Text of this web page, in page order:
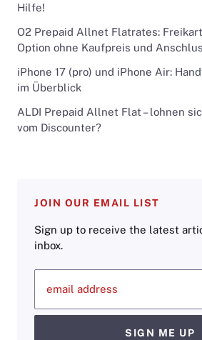
Hilfe!
O2 Prepaid Allnet Flatrates:
Option ohne Kaufpreis und
iPhone 17 (pro) und iPhone Air:
im Überblick
ALDI Prepaid Allnet Flat – lohnen
vom Discounter?
JOIN OUR EMAIL LIST
Sign up to receive the latest
inbox.
email address
SIGN ME UP